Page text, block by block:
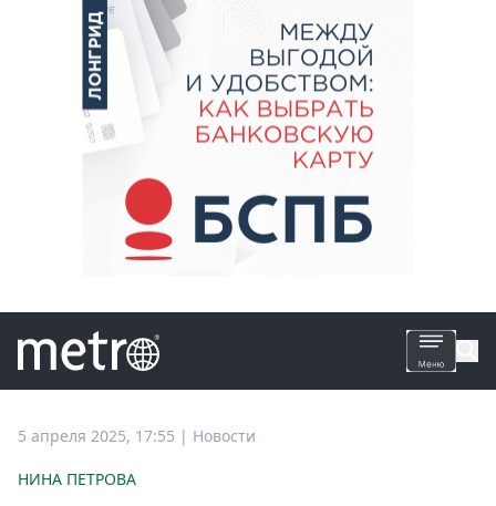
Все
5 апреля 2025, 17:55 | Новости
НИНА ПЕТРОВА